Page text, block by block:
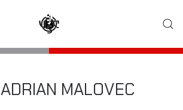
ADRIAN MALOVEC